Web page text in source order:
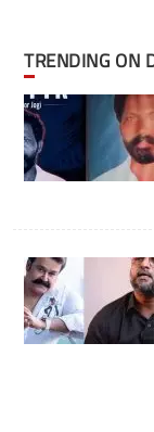
TRENDING ON